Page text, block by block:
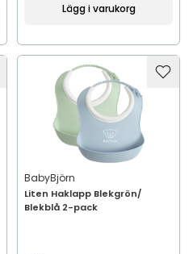
Lägg i varukorg
BabyBjörn
Liten Haklapp Blekgrön/
Blekblå 2-pack